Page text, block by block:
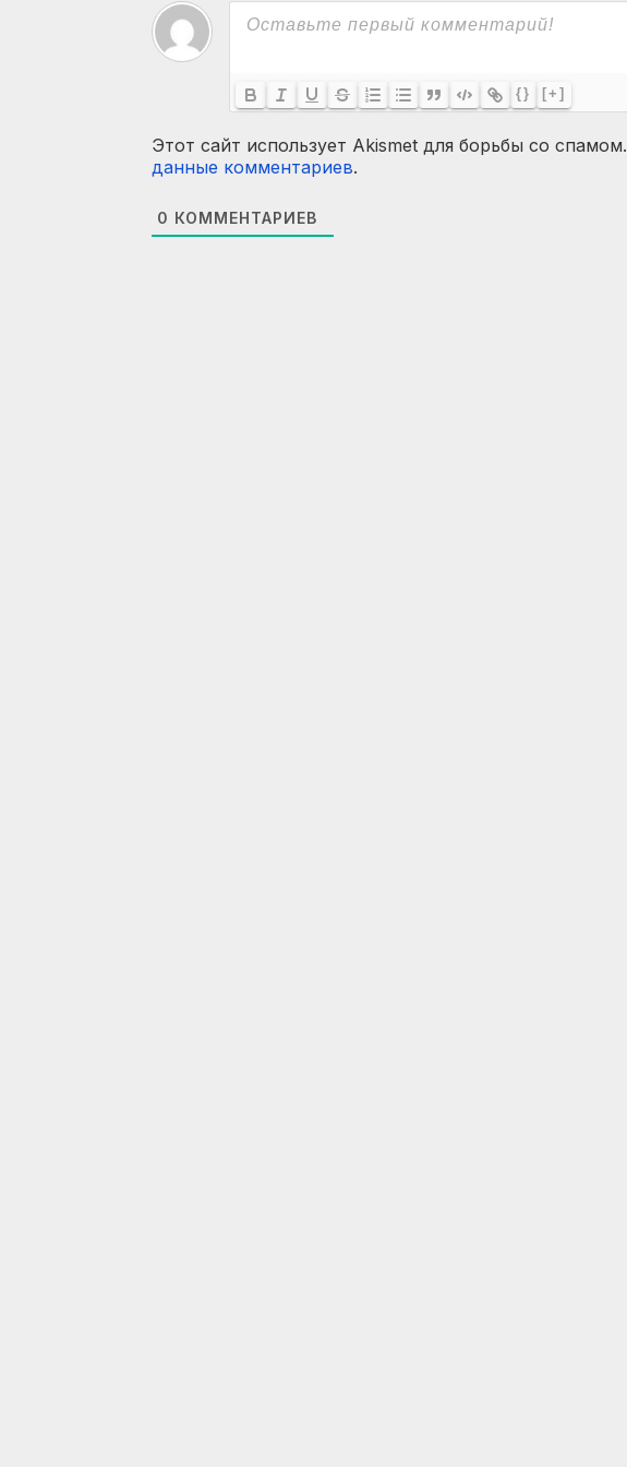
{} [+]
Этот сайт использует Akismet для борьбы со спамом.
данные комментариев.
0 КОММЕНТАРИЕВ